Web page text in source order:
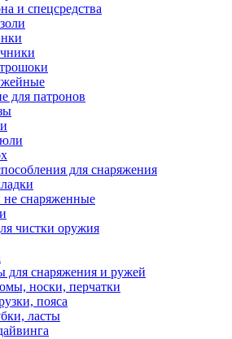
и спецсредства
для патронов
для снаряжения
снаряженные
чистки оружия
для снаряжения и ружей
носки, перчатки
пояса
ласты